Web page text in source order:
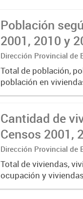
Población
2001, 2010 y
Dirección Provincial de
Total de población,
población en
calle, según
Cantidad de
Censos 2001,
Dirección Provincial de
Total de viviendas,
ocupación y
Provincia del